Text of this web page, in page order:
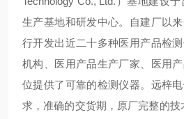
生产基地和研发中心。自建厂以
行开发出近二十多种医用产品检
机构、医用产品生产厂家、医用
位提供了可靠的检测仪器。远梓
求，准确的交货期，原厂完整的